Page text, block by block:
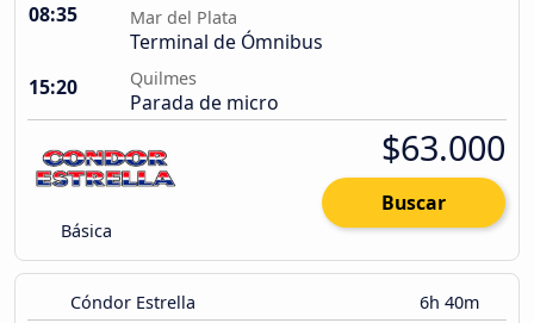
08:35 Mar del Plata
Terminal de Ómnibus
15:20
Quilmes
Parada de micro
Básica
$63.000
Buscar
Cóndor Estrella 6h 40m